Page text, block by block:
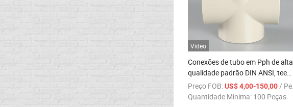
Vídeo
Conexões de tubo em Pph de alta
qualidade padrão DIN ANSI, tee
cruzado
Preço FOB:US$ 4,00-150,00/ Peça
Quantidade Mínima: 100 Peças